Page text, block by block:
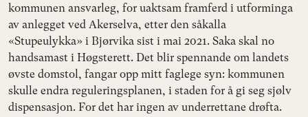
kommunen ansvarleg, for uaktsam framferd i utforminga
av anlegget ved Akerselva, etter den såkalla
«Stupeulykka» i Bjørvika sist i mai 2021. Saka skal no
handsamast i Høgsterett. Det blir spennande om landets
øvste domstol, fangar opp mitt faglege syn: kommunen
skulle endra reguleringsplanen, i staden for å gi seg sjølv
dispensasjon. For det har ingen av underrettane drøfta.